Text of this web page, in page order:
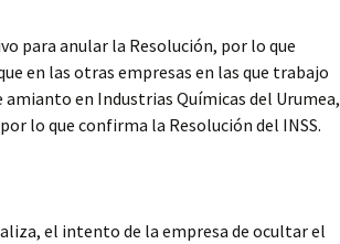
para anular la Resolución, por lo que
en las otras empresas en las que trabajo
en Industrias Químicas del Urumea,
lo que confirma la Resolución del INSS.
el intento de la empresa de ocultar el